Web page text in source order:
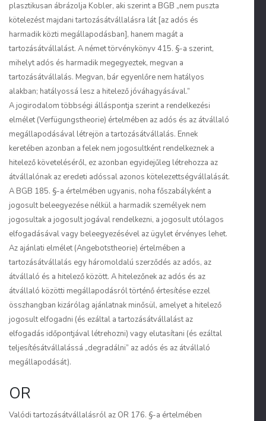
plasztikusan ábrázolja Kobler, aki szerint a BGB „nem puszta
kötelezést majdani tartozásátvállalásra lát [az adós és
harmadik közti megállapodásban], hanem magát a
tartozásátvállalást. A német törvénykönyv 415. §-a szerint,
mihelyt adós és harmadik megegyeztek, megvan a
tartozásátvállalás. Megvan, bár egyenlőre nem hatályos
alakban; hatályossá lesz a hitelező jóváhagyásával.”
A jogirodalom többségi álláspontja szerint a rendelkezési
elmélet (Verfügungstheorie) értelmében az adós és az átvállaló
megállapodásával létrejön a tartozásátvállalás. Ennek
keretében azonban a felek nem jogosultként rendelkeznek a
hitelező követeléséről, ez azonban egyidejűleg létrehozza az
átvállalónak az eredeti adóssal azonos kötelezettségvállalását.
A BGB 185. §-a értelmében ugyanis, noha főszabályként a
jogosult beleegyezése nélkül a harmadik személyek nem
jogosultak a jogosult jogával rendelkezni, a jogosult utólagos
elfogadásával vagy beleegyezésével az ügylet érvényes lehet.
Az ajánlati elmélet (Angebotstheorie) értelmében a
tartozásátvállalás egy háromoldalú szerződés az adós, az
átvállaló és a hitelező között. A hitelezőnek az adós és az
átvállaló közötti megállapodásról történő értesítése ezzel
összhangban kizárólag ajánlatnak minősül, amelyet a hitelező
jogosult elfogadni (és ezáltal a tartozásátvállalást az
elfogadás időpontjával létrehozni) vagy elutasítani (és ezáltal
teljesítésátvállalássá „degradálni” az adós és az átvállaló
megállapodását).
OR
Valódi tartozásátvállalásról az OR 176. §-a értelmében